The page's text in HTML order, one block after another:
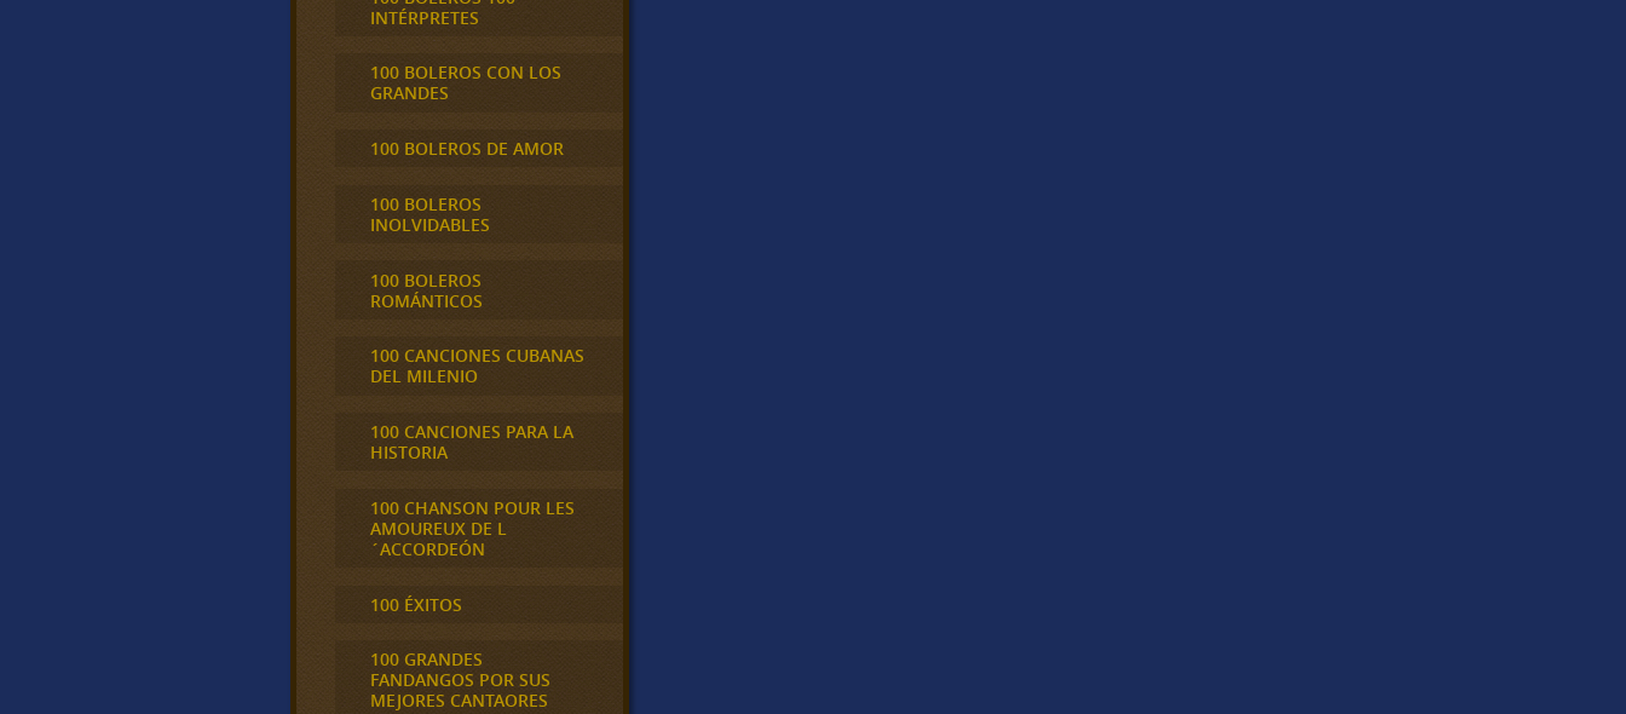
INTÉRPRETES
100 BOLEROS CON LOS
GRANDES
100 BOLEROS DE AMOR
100 BOLEROS
INOLVIDABLES
100 BOLEROS
ROMÁNTICOS
100 CANCIONES CUBANAS
DEL MILENIO
100 CANCIONES PARA LA
HISTORIA
100 CHANSON POUR LES
AMOUREUX DE L
´ACCORDEÓN
100 ÉXITOS
100 GRANDES
FANDANGOS POR SUS
MEJORES CANTAORES